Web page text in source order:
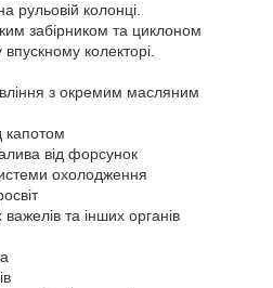
рульовій колонці.
забірником та циклоном
впускному колекторі.
з окремим масляним
капотом
від форсунок
охолодження
та інших органів